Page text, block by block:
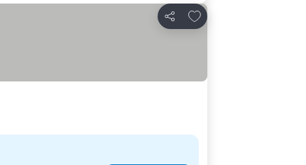
Partilhar
Adicionar aos favoritos